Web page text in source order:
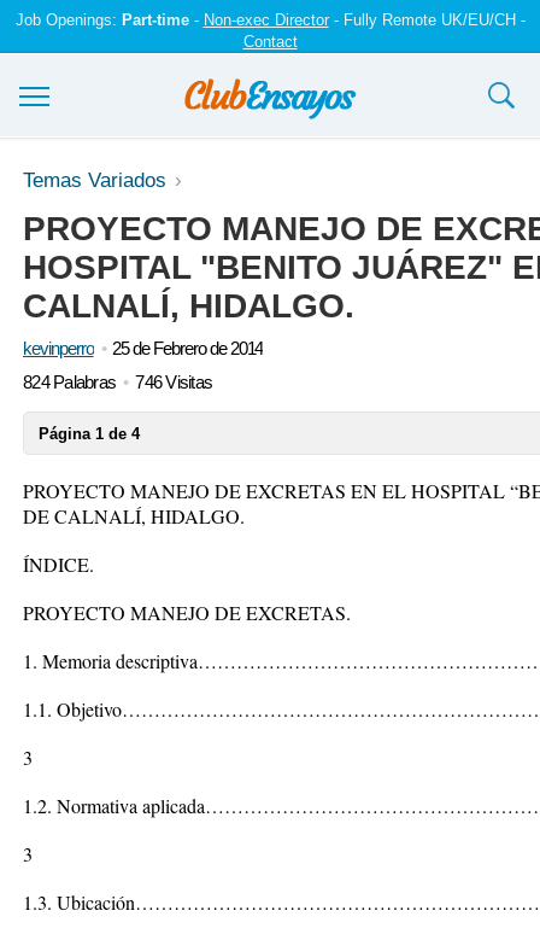
Job Openings: Part-time- Non-exec Director- Fully Remote UK/EU/CH -
Contact
Ensayos y trabajos
Registrarse
Iniciar sesión
Temas Variados
PROYECTO MANEJO DE
HOSPITAL "BENITO JUÁREZ"
CALNALÍ, HIDALGO.
kevinperro
25 de Febrero de 2014
824 Palabras
746 Visitas
Página 1 de 4
PROYECTO MANEJO DE EXCRETAS EN EL HOSPITAL
DE CALNALÍ, HIDALGO.
ÍNDICE.
PROYECTO MANEJO DE EXCRETAS.
1. Memoria
1.1.
3
1.2. Normativa
3
1.3.